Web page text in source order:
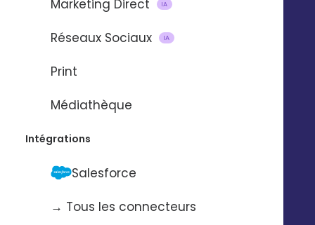
Marketing Direct
IA
Réseaux Sociaux IA
Print
Médiathèque
Intégrations
Salesforce
→ Tous les connecteurs